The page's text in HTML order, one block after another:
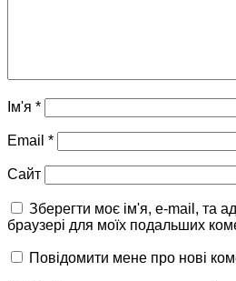
Ім'я *
Email *
Сайт
Зберегти моє ім'я, e-mail, та
браузері для моїх подальших
Повідомити мене про нові